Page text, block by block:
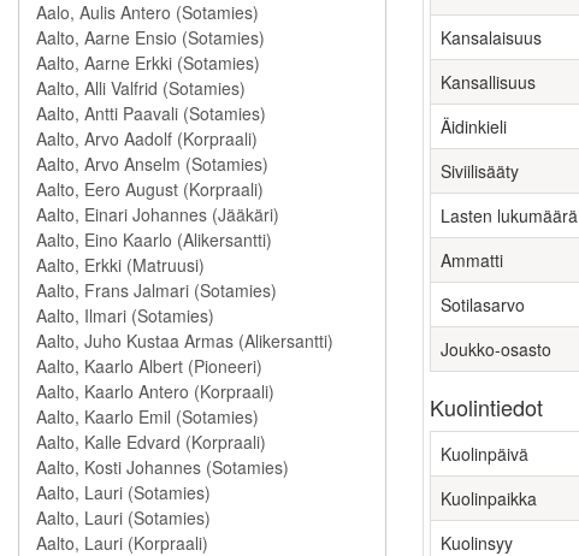
Kansalaisuus
Kansallisuus
Äidinkieli
Siviilisääty
Lasten lukumäärä
Ammatti
Sotilasarvo
Joukko-osasto
Kuolintiedot
Kuolinpäivä
Kuolinpaikka
Kuolinsyy